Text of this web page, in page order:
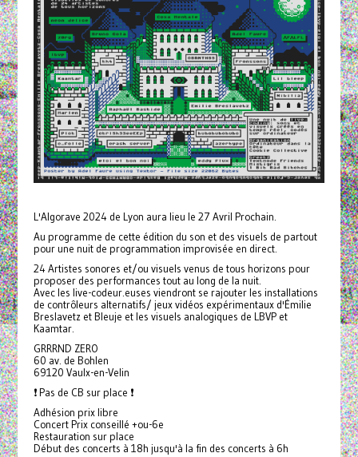
L'Algorave 2024 de Lyon aura lieu le 27 Avril Prochain.
Au programme de cette édition du son et des visuels de partout
pour une nuit de programmation improvisée en direct.
24 Artistes sonores et/ou visuels venus de tous horizons pour
proposer des performances tout au long de la nuit.
Avec les live-codeur.euses viendront se rajouter les installations
de contrôleurs alternatifs/ jeux vidéos expérimentaux d'Émilie
Breslavetz et Bleuje et les visuels analogiques de LBVP et
Kaamtar.
GRRRND ZERO
60 av. de Bohlen
69120 Vaulx-en-Velin
❗ Pas de CB sur place ❗
Adhésion prix libre
Concert Prix conseillé +ou-6e
Restauration sur place
Début des concerts à 18h jusqu'à la fin des concerts à 6h